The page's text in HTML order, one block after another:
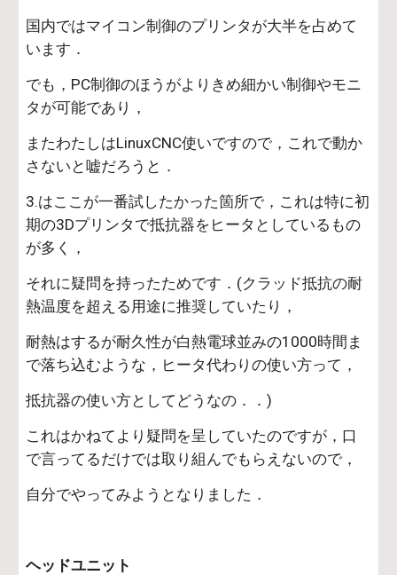
国内ではマイコン制御のプリンタが大半を占めて
います．
でも，PC制御のほうがよりきめ細かい制御やモニ
タが可能であり，
またわたしはLinuxCNC使いですので，これで動か
さないと嘘だろうと．
3.はここが一番試したかった箇所で，これは特に初
期の3Dプリンタで抵抗器をヒータとしているもの
が多く，
それに疑問を持ったためです．(クラッド抵抗の耐
熱温度を超える用途に推奨していたり，
耐熱はするが耐久性が白熱電球並みの1000時間ま
で落ち込むような，ヒータ代わりの使い方って，
抵抗器の使い方としてどうなの．．)
これはかねてより疑問を呈していたのですが，口
で言ってるだけでは取り組んでもらえないので，
自分でやってみようとなりました．
ヘッドユニット